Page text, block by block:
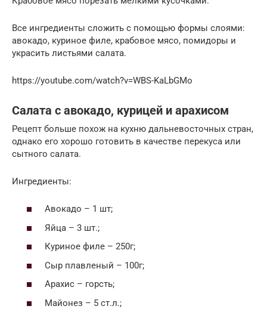
Все ингредиенты сложить с помощью формы слоями:
авокадо, куриное филе, крабовое мясо, помидоры и
украсить листьями салата.
https://youtube.com/watch?v=WBS-KaLbGMo
Салата с авокадо, курицей и арахисом
Рецепт больше похож на кухню дальневосточных стран,
однако его хорошо готовить в качестве перекуса или
сытного салата.
Ингредиенты:
Авокадо – 1 шт;
Яйца – 3 шт.;
Куриное филе – 250г;
Сыр плавленый – 100г;
Арахис – горсть;
Майонез – 5 ст.л.;